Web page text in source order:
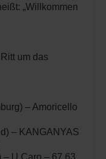
„Willkommen
um das
– Amoricello
– KANGANYAS
U Caro – 67,63